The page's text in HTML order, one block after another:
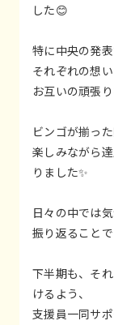
した😊
特に中央の発表
それぞれの想い
お互いの頑張
ビンゴが揃っ
楽しみながら
りました✨
日々の中では
振り返ることで
下半期も、そ
けるよう、
支援員一同サ